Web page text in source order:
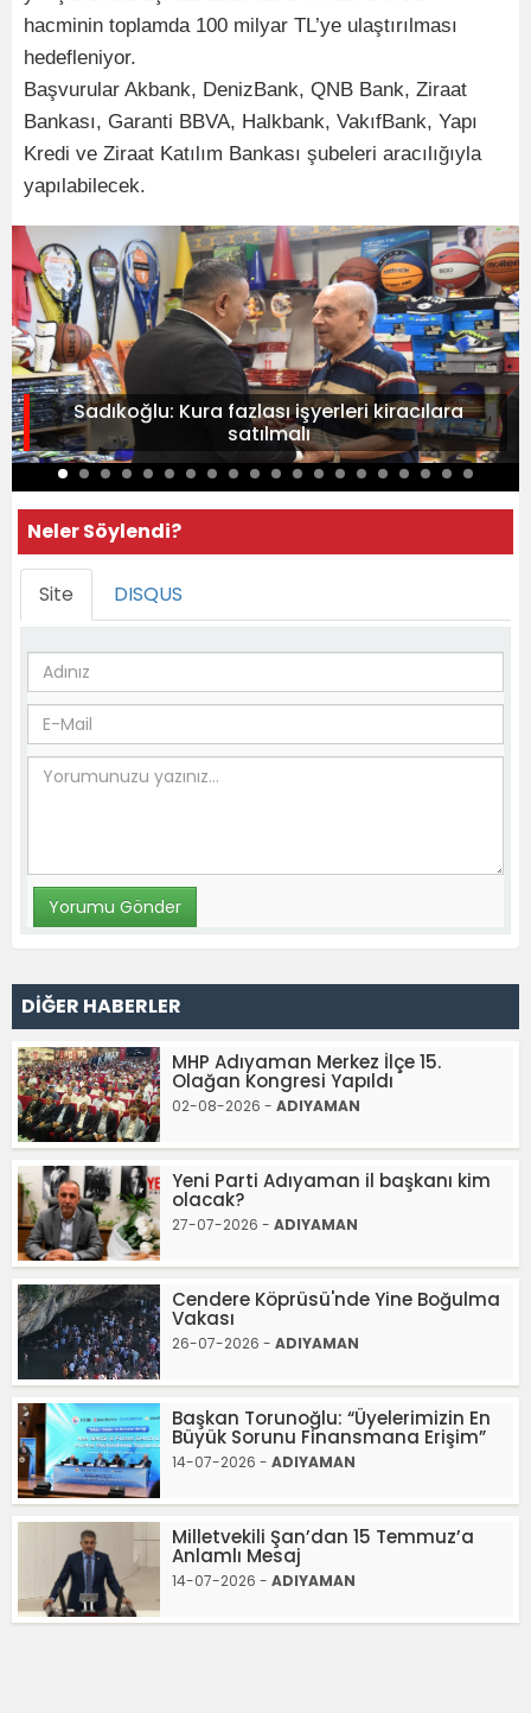
hacminin toplamda 100 milyar TL’ye ulaştırılması
hedefleniyor.
Başvurular Akbank, DenizBank, QNB Bank, Ziraat
Bankası, Garanti BBVA, Halkbank, VakıfBank, Yapı
Kredi ve Ziraat Katılım Bankası şubeleri aracılığıyla
yapılabilecek.
Sadıkoğlu: Kura fazlası işyerleri kiracılara
satılmalı
Neler Söylendi?
Site DISQUS
DİĞER HABERLER
MHP Adıyaman Merkez İlçe 15.
Olağan Kongresi Yapıldı
02-08-2026 - ADIYAMAN
Yeni Parti Adıyaman il başkanı kim
olacak?
27-07-2026 - ADIYAMAN
Cendere Köprüsü'nde Yine Boğulma
Vakası
26-07-2026 - ADIYAMAN
Başkan Torunoğlu: “Üyelerimizin En
Büyük Sorunu Finansmana Erişim”
14-07-2026 - ADIYAMAN
Milletvekili Şan’dan 15 Temmuz’a
Anlamlı Mesaj
14-07-2026 - ADIYAMAN